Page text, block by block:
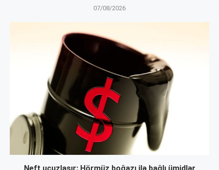
07/08/2026
Neft ucuzlaşır: Hörmüz boğazı ilə bağlı ümidlər